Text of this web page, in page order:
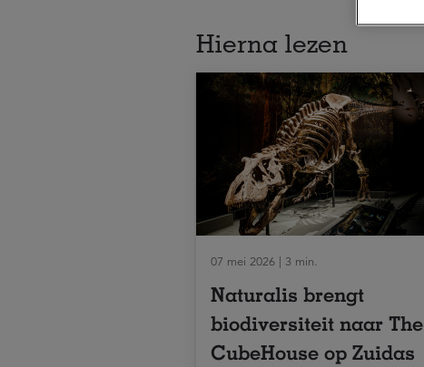
Hierna lezen
07 mei 2026 | 3 min.
Naturalis brengt
biodiversiteit naar The
CubeHouse op Zuidas